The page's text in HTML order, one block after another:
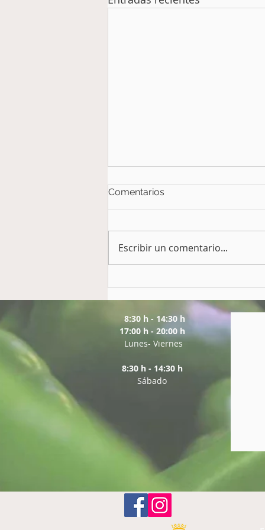
Comentarios
Escribir un comentario...
8:30 h - 14:30 h
17:00 h - 20:00 h
Lunes- Viernes
8:30 h - 14:30 h
Sábado